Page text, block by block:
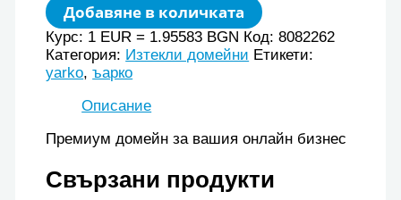
Добавяне в количката
Курс: 1 EUR = 1.95583 BGN Код:8082262
Категория: Изтекли домейни Етикети:
yarko,ъарко
Описание
Премиум домейн за вашия онлайн бизнес
Свързани продукти